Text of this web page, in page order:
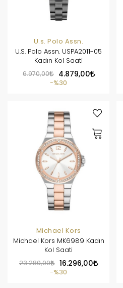
U.s. Polo Assn.
U.S. Polo Assn. USPA2011-05
Kadın Kol Saati
6.970,00
4.879,00
%30
Michael Kors
Michael Kors MK6989 Kadın
Kol Saati
23.280,00
16.296,00
%30